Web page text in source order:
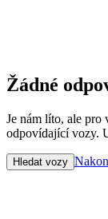
Žádné
Je nám líto, ale pro
odpovídající vozy.
Hledat vozy